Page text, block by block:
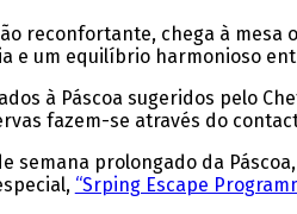
reconfortante, chega à
e um equilíbrio harmonioso
à Páscoa sugeridos pelo
fazem-se através do
semana prolongado da
“Srping Escape